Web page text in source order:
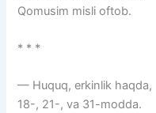
Qomusim misli oftob.
* * *
— Huquq, erkinlik haqda,
18-, 21-, va 31-modda.